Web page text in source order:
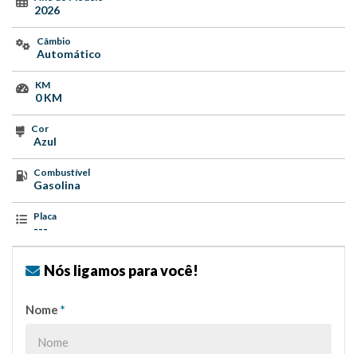
2026
Câmbio
Automático
KM
0 KM
Cor
Azul
Combustível
Gasolina
Placa
---
Nós ligamos para você!
Nome *